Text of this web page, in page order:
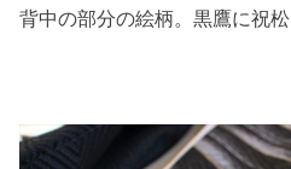
背中の部分の絵柄。黒鷹に祝松